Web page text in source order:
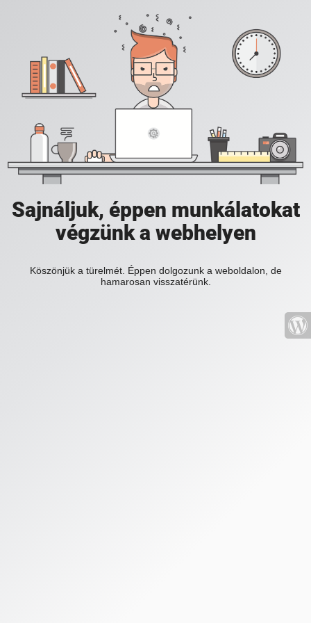
Sajnáljuk, éppen munkálatokat
végzünk a webhelyen
Köszönjük a türelmét. Éppen dolgozunk a weboldalon, de
hamarosan visszatérünk.